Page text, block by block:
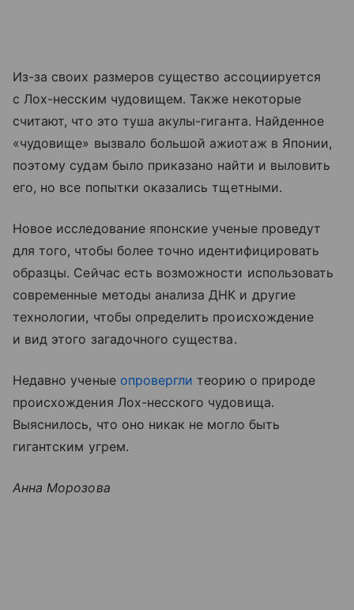
Из-за своих размеров существо ассоциируется
с Лох-несским чудовищем. Также некоторые
считают, что это туша акулы-гиганта. Найденное
«чудовище» вызвало большой ажиотаж в Японии,
поэтому судам было приказано найти и выловить
его, но все попытки оказались тщетными.
Новое исследование японские ученые проведут
для того, чтобы более точно идентифицировать
образцы. Сейчас есть возможности использовать
современные методы анализа ДНК и другие
технологии, чтобы определить происхождение
и вид этого загадочного существа.
Недавно ученые опровергли теорию о природе
происхождения Лох-несского чудовища.
Выяснилось, что оно никак не могло быть
гигантским угрем.
Анна Морозова